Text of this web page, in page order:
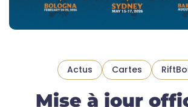
Actus Cartes
Mise à jour